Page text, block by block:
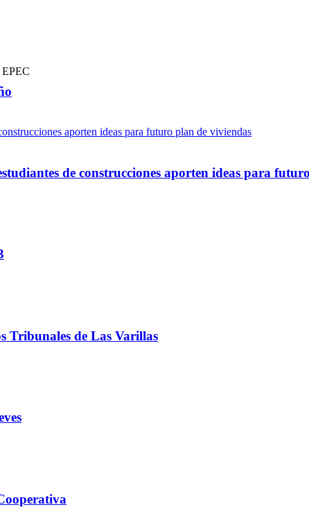
de construcciones aporten ideas para
Tribunales de Las Varillas